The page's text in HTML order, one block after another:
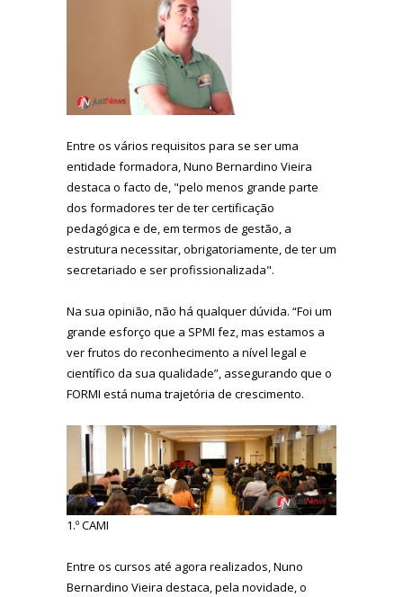
Entre os vários requisitos para se ser uma
entidade formadora, Nuno Bernardino Vieira
destaca o facto de, "pelo menos grande parte
dos formadores ter de ter certificação
pedagógica e de, em termos de gestão, a
estrutura necessitar, obrigatoriamente, de ter um
secretariado e ser profissionalizada".
Na sua opinião, não há qualquer dúvida. “Foi um
grande esforço que a SPMI fez, mas estamos a
ver frutos do reconhecimento a nível legal e
científico da sua qualidade”, assegurando que o
FORMI está numa trajetória de crescimento.
1.º CAMI
Entre os cursos até agora realizados, Nuno
Bernardino Vieira destaca, pela novidade, o